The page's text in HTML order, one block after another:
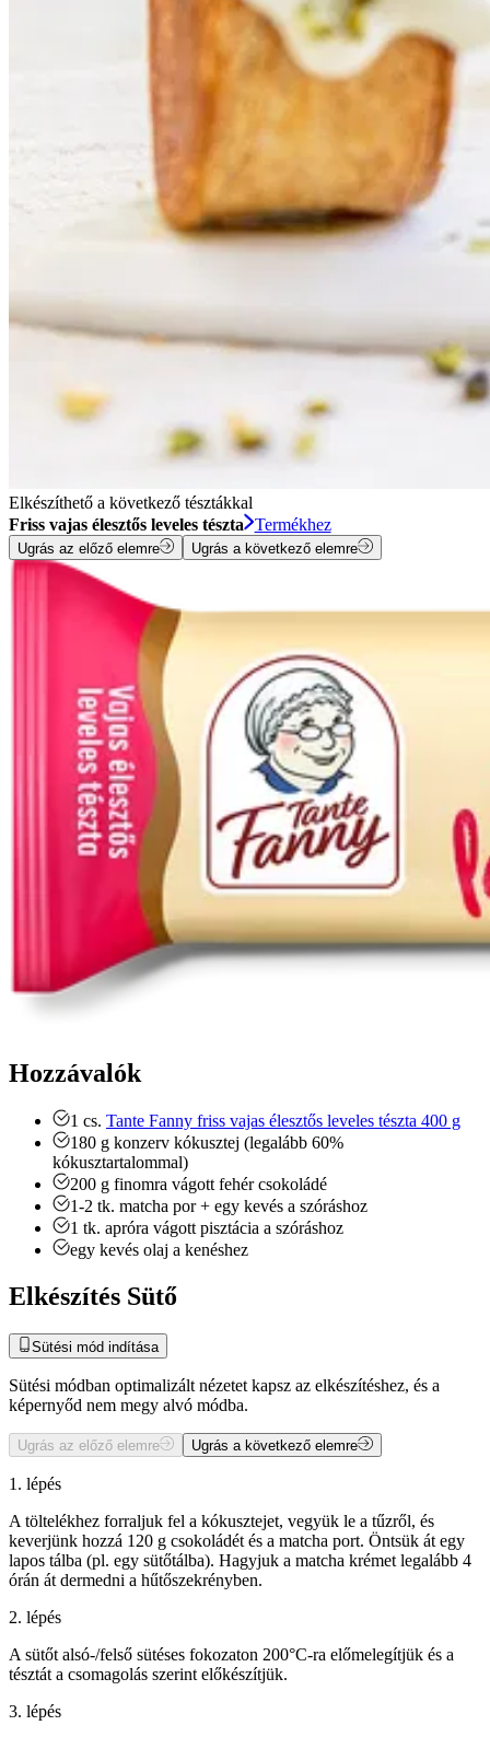
Elkészíthető a következő tésztákkal
Friss vajas élesztős leveles tészta
Termékhez
Ugrás az előző elemre Ugrás a következő elemre
Hozzávalók
1 cs. Tante Fanny friss vajas élesztős leveles tészta 400 g
180 g konzerv kókusztej (legalább 60%
kókusztartalommal)
200 g finomra vágott fehér csokoládé
1-2 tk. matcha por + egy kevés a szóráshoz
1 tk. apróra vágott pisztácia a szóráshoz
egy kevés olaj a kenéshez
Elkészítés Sütő
Sütési mód indítása
Sütési módban optimalizált nézetet kapsz az elkészítéshez, és a
képernyőd nem megy alvó módba.
Ugrás az előző elemre Ugrás a következő elemre
1. lépés
A töltelékhez forraljuk fel a kókusztejet, vegyük le a tűzről, és
keverjünk hozzá 120 g csokoládét és a matcha port. Öntsük át egy
lapos tálba (pl. egy sütőtálba). Hagyjuk a matcha krémet legalább 4
órán át dermedni a hűtőszekrényben.
2. lépés
A sütőt alsó-/felső sütéses fokozaton 200°C-ra előmelegítjük és a
tésztát a csomagolás szerint előkészítjük.
3. lépés